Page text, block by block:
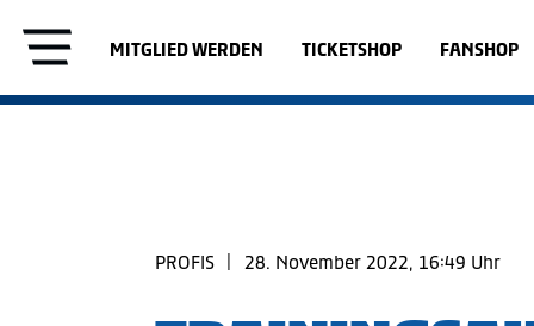
MITGLIED WERDEN TICKETSHOP FANSHOP
PROFIS 28. November 2022, 16:49 Uhr